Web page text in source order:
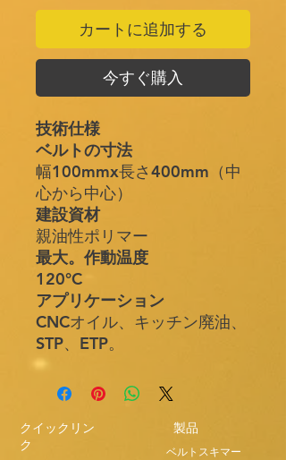
カートに追加する
今すぐ購入
技術仕様
ベルトの寸法
幅100mmx長さ400mm（中
心から中心）
建設資材
親油性ポリマー
最大。作動温度
120°C
アプリケーション
CNCオイル、キッチン廃油、
STP、ETP。
クイックリン
ク
製品
ベルトスキマー